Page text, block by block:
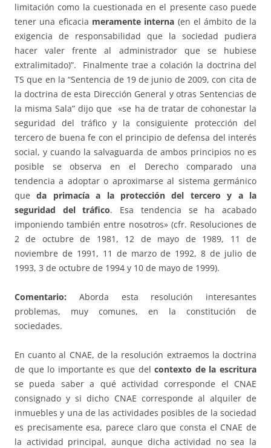
limitación como la cuestionada en el presente caso puede
tener una eficacia meramente interna (en el ámbito de la
exigencia de responsabilidad que la sociedad pudiera
hacer valer frente al administrador que se hubiese
extralimitado)”. Finalmente trae a colación la doctrina del
TS que en la “Sentencia de 19 de junio de 2009, con cita de
la doctrina de esta Dirección General y otras Sentencias de
la misma Sala” dijo que «se ha de tratar de cohonestar la
seguridad del tráfico y la consiguiente protección del
tercero de buena fe con el principio de defensa del interés
social, y cuando la salvaguarda de ambos principios no es
posible se observa en el Derecho comparado una
tendencia a adoptar o aproximarse al sistema germánico
queda primacía a la protección del tercero y a la
seguridad del tráfico. Esa tendencia se ha acabado
imponiendo también entre nosotros» (cfr. Resoluciones de
2 de octubre de 1981, 12 de mayo de 1989, 11 de
noviembre de 1991, 11 de marzo de 1992, 8 de julio de
1993, 3 de octubre de 1994 y 10 de mayo de 1999).
Comentario: Aborda esta resolución interesantes
problemas, muy comunes, en la constitución de
sociedades.
En cuanto al CNAE, de la resolución extraemos la doctrina
de que lo importante es que delcontexto de la escritura
se pueda saber a qué actividad corresponde el CNAE
consignado y si dicho CNAE corresponde al alquiler de
inmuebles y una de las actividades posibles de la sociedad
es precisamente esa, parece claro que consta el CNAE de
la actividad principal, aunque dicha actividad no sea la